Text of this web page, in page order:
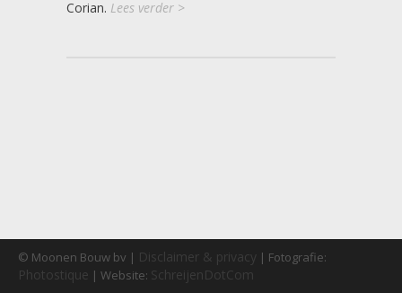
Corian. Lees verder >
© Moonen Bouw bv | Disclaimer & privacy | Fotografie:
Photostique | Website: SchreijenDotCom